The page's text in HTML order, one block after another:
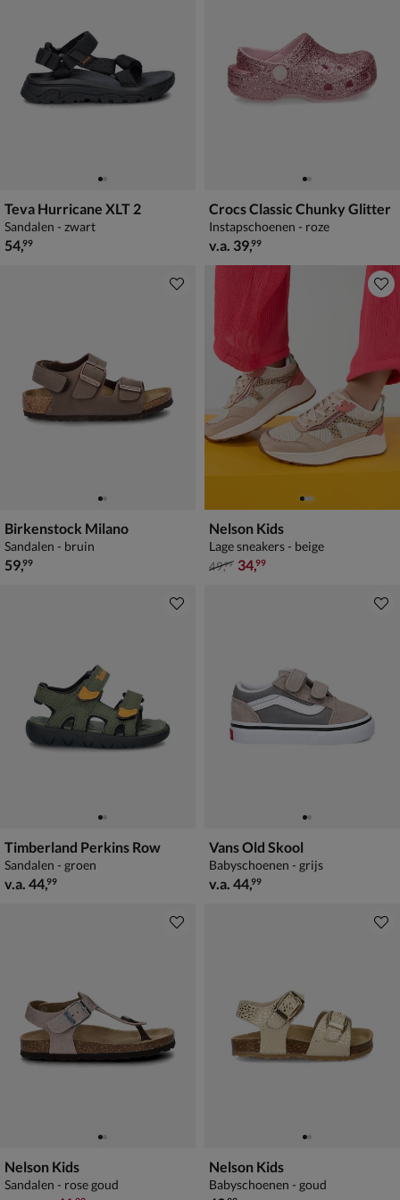
Teva Hurricane XLT 2
Sandalen - zwart
€ 54,99
54,99
Crocs Classic Chunky Glitter
Instapschoenen - roze
vanaf € 39,99
v.a. 39,99
Birkenstock Milano
Sandalen - bruin
€ 59,99
59,99
Nelson Kids
Lage sneakers - beige
van € 49,99 voor € 34,99
49,99 34,99
Timberland Perkins Row
Sandalen - groen
vanaf € 44,99
v.a. 44,99
Vans Old Skool
Babyschoenen - grijs
vanaf € 44,99
v.a. 44,99
Nelson Kids
Sandalen - rose goud
Nelson Kids
Babyschoenen - goud